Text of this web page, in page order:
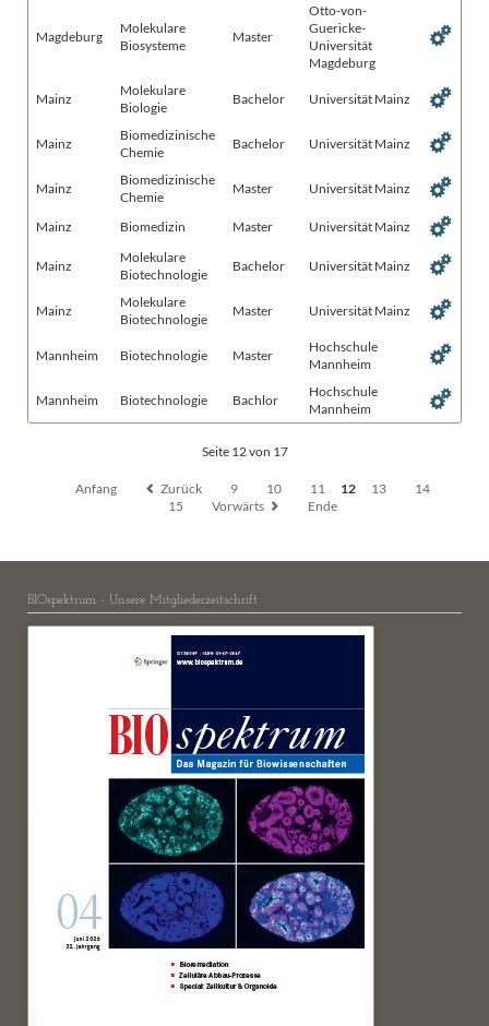
Magdeburg
Molekulare
Biosysteme
Master
Otto-von-
Guericke-
Universität
Magdeburg
Mainz
Molekulare
Biologie
Bachelor Universität Mainz
Mainz
Biomedizinische
Chemie
Bachelor Universität Mainz
Mainz
Biomedizinische
Chemie
Master Universität Mainz
Mainz Biomedizin Master Universität Mainz
Mainz
Molekulare
Biotechnologie
Bachelor Universität Mainz
Mainz
Molekulare
Biotechnologie
Master Universität Mainz
Mannheim Biotechnologie Master
Hochschule
Mannheim
Mannheim Biotechnologie Bachlor
Hochschule
Mannheim
Seite 12 von 17
Anfang Zurück 9 10 11 12 13
14
15
Vorwärts Ende
BIOspektrum - Unsere Mitgliederzeitschrift